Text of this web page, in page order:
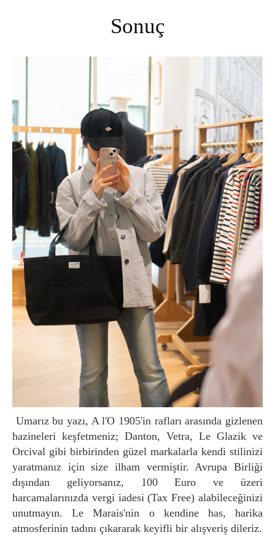
Sonuç
Umarız bu yazı, A l'O 1905'in rafları arasında gizlenen
hazineleri keşfetmeniz; Danton, Vetra, Le Glazik ve
Orcival gibi birbirinden güzel markalarla kendi stilinizi
yaratmanız için size ilham vermiştir. Avrupa Birliği
dışından geliyorsanız, 100 Euro ve üzeri
harcamalarınızda vergi iadesi (Tax Free) alabileceğinizi
unutmayın. Le Marais'nin o kendine has, harika
atmosferinin tadını çıkararak keyifli bir alışveriş dileriz.